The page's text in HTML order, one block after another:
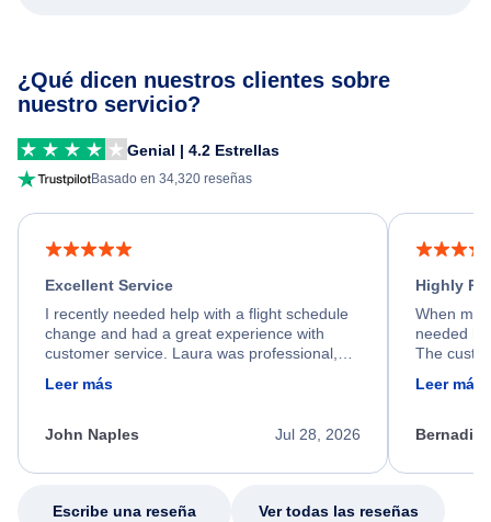
¿Qué dicen nuestros clientes sobre
nuestro servicio?
Genial | 4.2 Estrellas
Basado en 34,320 reseñas
Excellent Service
I recently needed help with a flight schedule
change and had a great experience with
customer service. Laura was professional,
friendly, and very helpful throughout the
process. She quickly found a solution and
appreciate her excellent service.
Leer más
Jul 28, 2026
John Naples
Highly
When my
needed
The
calm,
my issue.
Leer más
Escribe una reseña Ver todas las reseñas